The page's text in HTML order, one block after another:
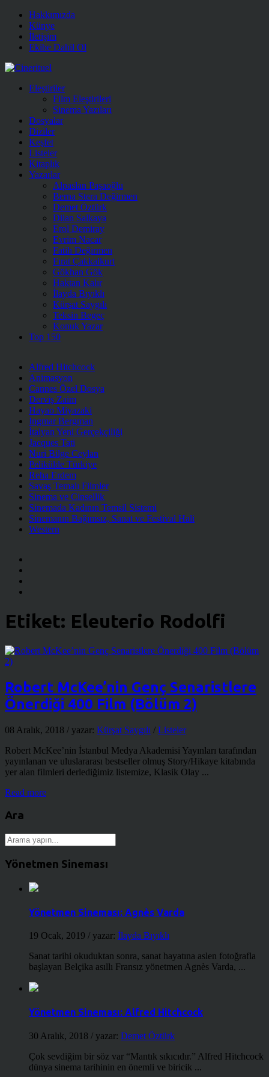
Hakkımızda
Künye
İletişim
Ekibe Dahil Ol
Eleştiriler
Film Eleştirileri
Sinema Yazıları
Dosyalar
Diziler
Keşfet
Listeler
Kitaplık
Yazarlar
Alpaslan Paşaoğlu
Berna Stera Değirmen
Demet Öztürk
Dilan Salkaya
Erol Demiray
Evrim Nacar
Fatih Değirmen
Fırat Çakkalkurt
Gökhan Gök
Haktan Kalır
İlayda Bıyıklı
Kürşat Saygılı
Teksin Begeç
Konuk Yazar
Top 150
Alfred Hitchcock
Animasyon
Cannes Özel Dosya
Derviş Zaim
Hayao Miyazaki
Ingmar Bergman
İtalyan Yeni Gerçekçiliği
Jacques Tati
Nuri Bilge Ceylan
Pelikülde Türkiye
Reha Erdem
Savaş Temalı Filmler
Sinema ve Cinsellik
Sinemada Kadının Temsil Sistemi
Sinemanın Bağımsız, Sanat ve Festival Hali
Western
Etiket: Eleuterio Rodolfi
Robert McKee’nin Genç Senaristlere
Önerdiği 400 Film (Bölüm 2)
08 Aralık, 2018 / yazar: Kürşat Saygılı / Listeler
Robert McKee’nin İstanbul Medya Akademisi Yayınları tarafından
yayınlanan ve uluslararası bestseller olmuş Story/Hikaye kitabında
yer alan filmleri derlediğimiz listemize, Klasik Olay ...
Read more
Ara
Yönetmen Sineması
Yönetmen Sineması: Agnès Varda
19 Ocak, 2019 / yazar: İlayda Bıyıklı
Sanat tarihi okuduktan sonra, sanat hayatına aslen fotoğrafla
başlayan Belçika asıllı Fransız yönetmen Agnès Varda, ...
Yönetmen Sineması: Alfred Hitchcock
30 Aralık, 2018 / yazar: Demet Öztürk
Çok sevdiğim bir söz var “Mantık sıkıcıdır.” Alfred Hitchcock
dünya sinema tarihinin en önemli ve biricik ...